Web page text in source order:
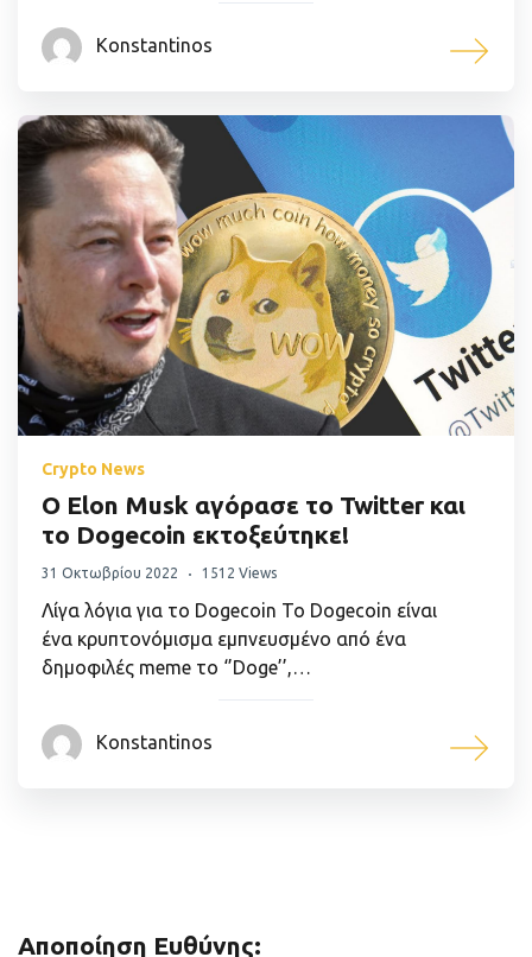
Konstantinos
Crypto News
Ο Elon Musk αγόρασε το Twitter και
το Dogecoin εκτοξεύτηκε!
31 Οκτωβρίου 2022 1512 Views
Λίγα λόγια για το Dogecoin Το Dogecoin είναι
ένα κρυπτονόμισμα εμπνευσμένο από ένα
δημοφιλές meme το ‘’Doge’’,…
Konstantinos
Αποποίηση Ευθύνης: